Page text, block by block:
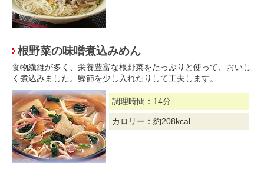
根野菜の味噌煮込みめん
食物繊維が多く、栄養豊富な根野菜をたっぷりと使って、おいし
く煮込みました。鰹節を少し入れたりして工夫します。
調理時間：14分
カロリー：約208kcal